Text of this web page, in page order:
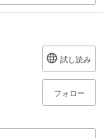
試し読み
フォロー